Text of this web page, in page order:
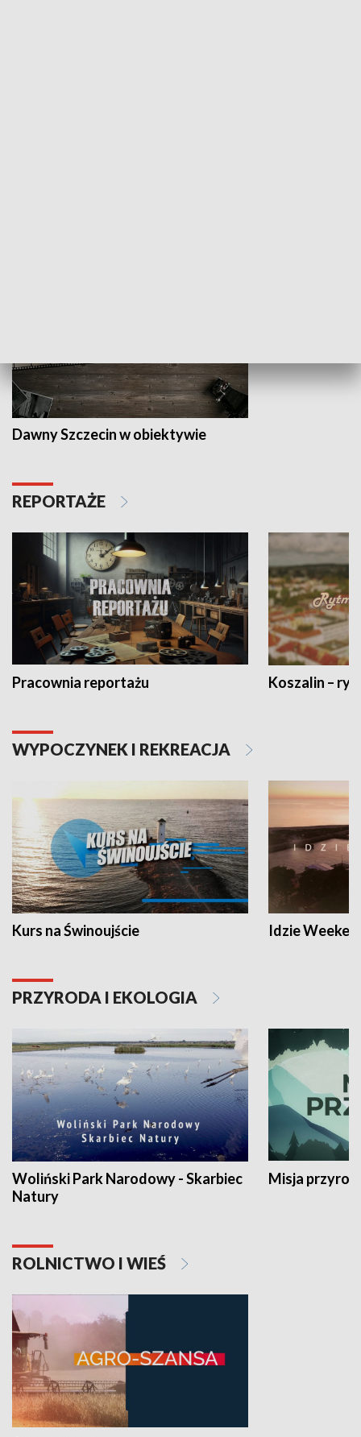
Dawny Szczecin w obiektywie
REPORTAŻE
Pracownia reportażu Koszalin –
WYPOCZYNEK I REKREACJA
Kurs na Świnoujście Idzie
PRZYRODA I EKOLOGIA
Woliński Park Narodowy - Skarbiec
Natury
Misja
ROLNICTWO I WIEŚ